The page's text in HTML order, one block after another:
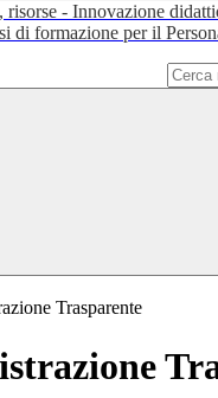
risorse - Innovazione
di formazione per il
Trasparente